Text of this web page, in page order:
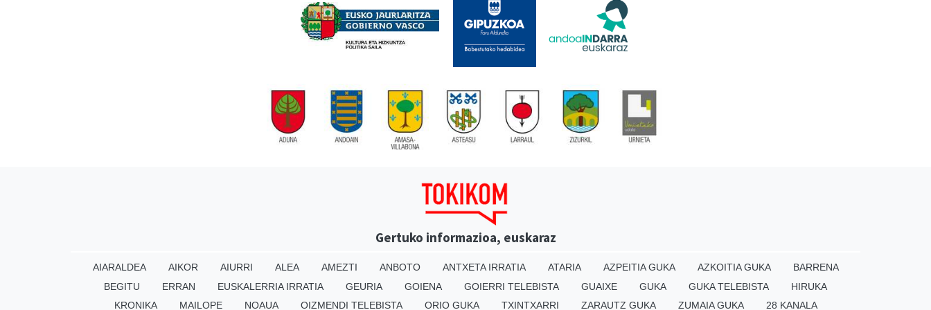
Gertuko informazioa, euskaraz
AIARALDEA AIKOR AIURRI ALEA AMEZTI ANBOTO ANTXETA IRRATIA ATARIA AZPEITIA GUKA AZKOITIA GUKA
BARRENA
BEGITU
ERRAN EUSKALERRIA IRRATIA GEURIA GOIENA GOIERRI TELEBISTA GUAIXE GUKA GUKA TELEBISTA
HIRUKA
KRONIKA
MAILOPE NOAUA OIZMENDI TELEBISTA ORIO GUKA TXINTXARRI ZARAUTZ GUKA ZUMAIA GUKA 28 KANALA